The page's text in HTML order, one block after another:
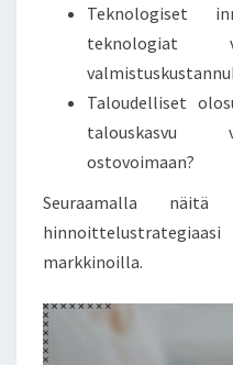
Teknologiset
teknologiat
Taloudelliset
talouskasvu
ostovoimaan?
Seuraamalla
markkinoilla.